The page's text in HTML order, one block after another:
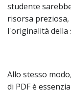
studente
risorsa
l'originalità della
Allo stesso
di PDF è